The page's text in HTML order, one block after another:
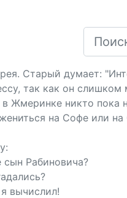
Старый думает:
так как он
Жмеринке никто пока
на Софе или
Рабиновича?
вычислил!